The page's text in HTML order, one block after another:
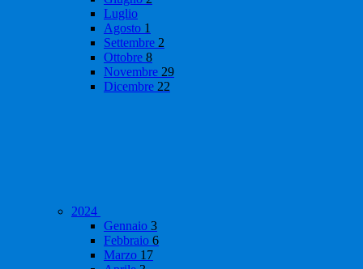
Luglio
Agosto 1
Settembre 2
Ottobre 8
Novembre 29
Dicembre 22
2024
Gennaio 3
Febbraio 6
Marzo 17